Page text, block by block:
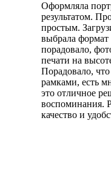
Оформляла
результатом.
простым.
выбрала
порадовало,
печати на
Порадовало, что
рамками, есть
это отличное
воспоминания.
качество и